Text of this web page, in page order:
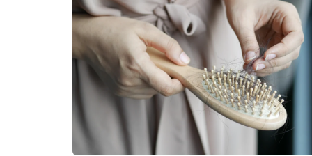
Journal of Clinical Oncology e
coordinato dagli scienziati
dell’Istituto Europeo di Oncologia di
Milano. In particolare,…